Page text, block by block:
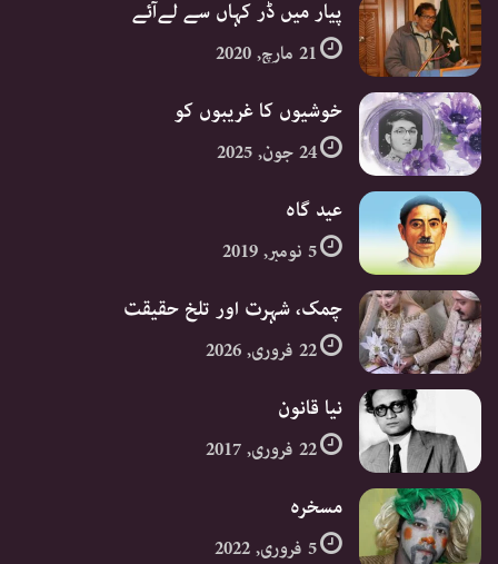
پیار میں ڈر کہاں سے لےآئے
21 مارچ, 2020
خوشیوں کا غریبوں کو
24 جون, 2025
عید گاہ
5 نومبر, 2019
چمک، شہرت اور تلخ حقیقت
22 فروری, 2026
نیا قانون
22 فروری, 2017
مسخرہ
5 فروری, 2022